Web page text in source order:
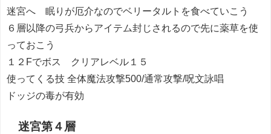
迷宮へ 眠りが厄介なのでベリータルトを食べていこう
６層以降の弓兵からアイテム封じされるので先に薬草を使
っておこう
１２Fでボス クリアレベル１５
使ってくる技 全体魔法攻撃500/通常攻撃/呪文詠唱
ドッジの毒が有効
迷宮第４層